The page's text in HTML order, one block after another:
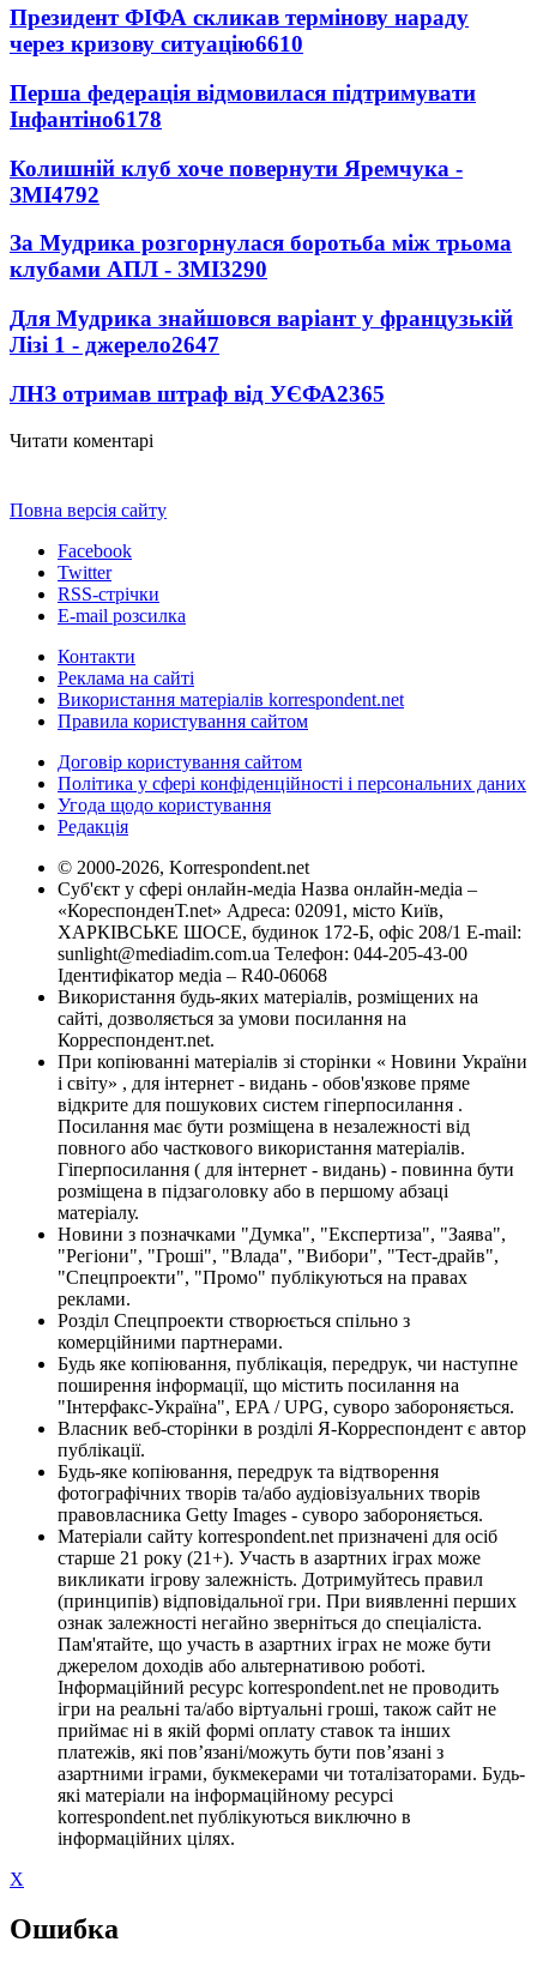
Президент ФІФА скликав термінову нараду
через кризову ситуацію6610
Перша федерація відмовилася підтримувати
Інфантіно6178
Колишній клуб хоче повернути Яремчука -
ЗМІ4792
За Мудрика розгорнулася боротьба між трьома
клубами АПЛ - ЗМІ3290
Для Мудрика знайшовся варіант у французькій
Лізі 1 - джерело2647
ЛНЗ отримав штраф від УЄФА2365
Читати коментарі
Повна версія сайту
Facebook
Twitter
RSS-стрічки
E-mail розсилка
Контакти
Реклама на сайті
Використання матеріалів korrespondent.net
Правила користування сайтом
Договір користування сайтом
Політика у сфері конфіденційності і персональних даних
Угода щодо користування
Редакція
© 2000-2026, Korrespondent.net
Суб'єкт у сфері онлайн-медіа Назва онлайн-медіа –
«КореспонденТ.net» Адреса: 02091, місто Київ,
ХАРКІВСЬКЕ ШОСЕ, будинок 172-Б, офіс 208/1 E-mail:
sunlight@mediadim.com.ua Телефон: 044-205-43-00
Ідентифікатор медіа – R40-06068
Використання будь-яких матеріалів, розміщених на
сайті, дозволяється за умови посилання на
Корреспондент.net.
При копіюванні матеріалів зі сторінки « Новини України
і світу» , для інтернет - видань - обов'язкове пряме
відкрите для пошукових систем гіперпосилання .
Посилання має бути розміщена в незалежності від
повного або часткового використання матеріалів.
Гіперпосилання ( для інтернет - видань) - повинна бути
розміщена в підзаголовку або в першому абзаці
матеріалу.
Новини з позначками "Думка", "Експертиза", "Заява",
"Регіони", "Гроші", "Влада", "Вибори", "Тест-драйв",
"Спецпроекти", "Промо" публікуються на правах
реклами.
Розділ Спецпроекти створюється спільно з
комерційними партнерами.
Будь яке копіювання, публікація, передрук, чи наступне
поширення інформації, що містить посилання на
"Інтерфакс-Україна", EPA / UPG, суворо забороняється.
Власник веб-сторінки в розділі Я-Корреспондент є автор
публікації.
Будь-яке копіювання, передрук та відтворення
фотографічних творів та/або аудіовізуальних творів
правовласника Getty Images - суворо забороняється.
Матеріали сайту korrespondent.net призначені для осіб
старше 21 року (21+). Участь в азартних іграх може
викликати ігрову залежність. Дотримуйтесь правил
(принципів) відповідальної гри. При виявленні перших
ознак залежності негайно зверніться до спеціаліста.
Пам'ятайте, що участь в азартних іграх не може бути
джерелом доходів або альтернативою роботі.
Інформаційний ресурс korrespondent.net не проводить
ігри на реальні та/або віртуальні гроші, також сайт не
приймає ні в якій формі оплату ставок та інших
платежів, які пов’язані/можуть бути пов’язані з
азартними іграми, букмекерами чи тоталізаторами. Будь-
які матеріали на інформаційному ресурсі
korrespondent.net публікуються виключно в
інформаційних цілях.
X
Ошибка